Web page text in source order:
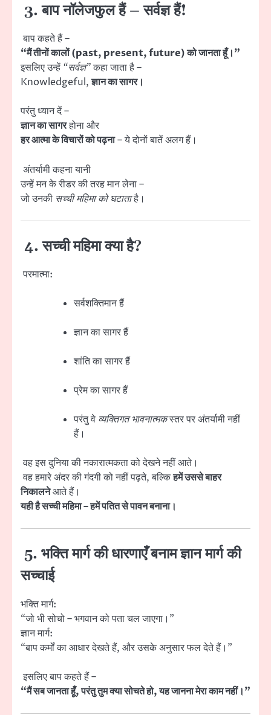
3.बाप नॉलेजफुल हैं – सर्वज्ञ हैं!
बाप कहते हैं –
“मैं तीनों कालों (past, present, future) को जानता हूँ।”
इसलिए उन्हें “सर्वज्ञ”कहा जाता है –
Knowledgeful,ज्ञान का सागर।
परंतु ध्यान दें –
ज्ञान का सागरहोना और
हर आत्मा के विचारों को पढ़ना– ये दोनों बातें अलग हैं।
अंतर्यामी कहना यानी
उन्हें मन के रीडर की तरह मान लेना –
जो उनकी सच्ची महिमा को घटाताहै।
4.सच्ची महिमा क्या है?
परमात्मा:
सर्वशक्तिमान हैं
ज्ञान का सागर हैं
शांति का सागर हैं
प्रेम का सागर हैं
परंतु वे व्यक्तिगत भावनात्मकस्तर पर अंतर्यामी नहीं
हैं।
वह इस दुनिया की नकारात्मकता को देखने नहीं आते।
वह हमारे अंदर की गंदगी को नहीं पढ़ते, बल्किहमें उससे बाहर
निकालनेआते हैं।
यही है सच्ची महिमा – हमें पतित से पावन बनाना।
5. भक्ति मार्ग की धारणाएँ बनाम ज्ञान मार्ग की
सच्चाई
भक्ति मार्ग:
“जो भी सोचो – भगवान को पता चल जाएगा।”
ज्ञान मार्ग:
“बाप कर्मों का आधार देखते हैं, और उसके अनुसार फल देते हैं।”
इसलिए बाप कहते हैं –
“मैं सब जानता हूँ, परंतु तुम क्या सोचते हो, यह जानना मेरा काम नहीं।”